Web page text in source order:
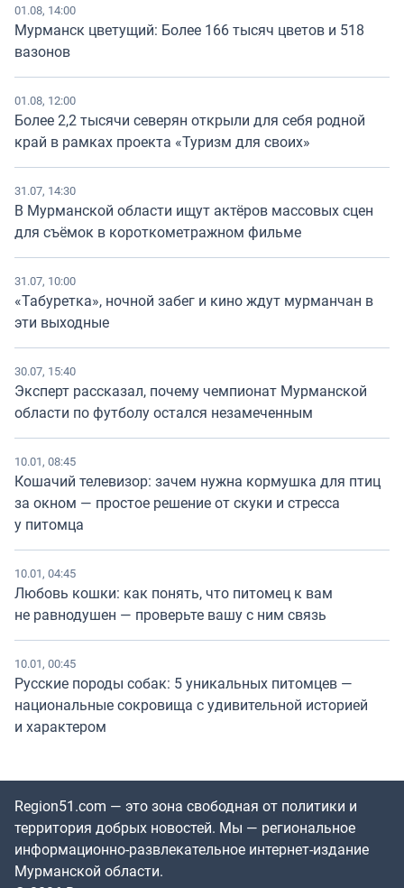
01.08, 14:00
Мурманск цветущий: Более 166 тысяч цветов и 518
вазонов
01.08, 12:00
Более 2,2 тысячи северян открыли для себя родной
край в рамках проекта «Туризм для своих»
31.07, 14:30
В Мурманской области ищут актёров массовых сцен
для съёмок в короткометражном фильме
31.07, 10:00
«Табуретка», ночной забег и кино ждут мурманчан в
эти выходные
30.07, 15:40
Эксперт рассказал, почему чемпионат Мурманской
области по футболу остался незамеченным
10.01, 08:45
Кошачий телевизор: зачем нужна кормушка для птиц
за окном — простое решение от скуки и стресса
у питомца
10.01, 04:45
Любовь кошки: как понять, что питомец к вам
не равнодушен — проверьте вашу с ним связь
10.01, 00:45
Русские породы собак: 5 уникальных питомцев —
национальные сокровища с удивительной историей
и характером
Region51.com — это зона свободная от политики и
территория добрых новостей. Мы — региональное
информационно-развлекательное интернет-издание
Мурманской области.